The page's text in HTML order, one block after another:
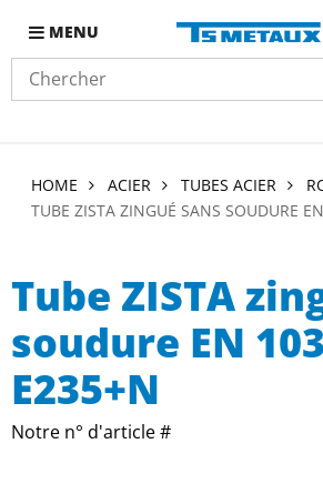
MENU
HOME ACIER TUBES ACIER
TUBE ZISTA ZINGUÉ SANS SOUDURE
Tube ZISTA
soudure EN
E235+N
Notre n° d'article #